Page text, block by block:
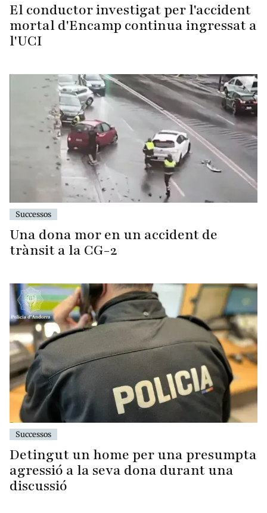
El conductor investigat per l'accident
mortal d'Encamp continua ingressat a
l'UCI
Successos
Una dona mor en un accident de
trànsit a la CG-2
Successos
Detingut un home per una presumpta
agressió a la seva dona durant una
discussió